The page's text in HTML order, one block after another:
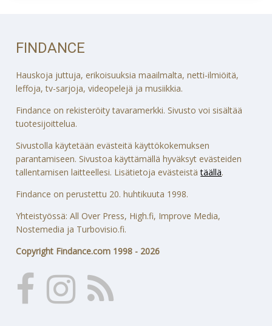
FINDANCE
Hauskoja juttuja, erikoisuuksia maailmalta, netti-ilmiöitä,
leffoja, tv-sarjoja, videopelejä ja musiikkia.
Findance on rekisteröity tavaramerkki. Sivusto voi sisältää
tuotesijoittelua.
Sivustolla käytetään evästeitä käyttökokemuksen
parantamiseen. Sivustoa käyttämällä hyväksyt evästeiden
tallentamisen laitteellesi. Lisätietoja evästeistätäällä.
Findance on perustettu 20. huhtikuuta 1998.
Yhteistyössä: All Over Press, High.fi, Improve Media,
Nostemedia ja Turbovisio.fi.
Copyright Findance.com 1998 - 2026